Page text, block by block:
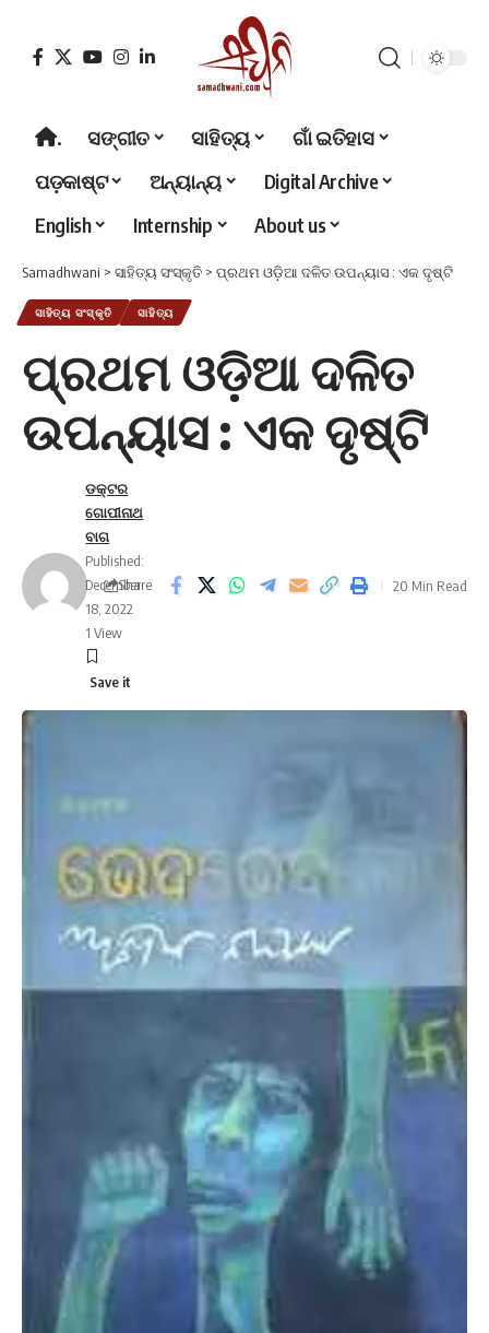
. ସଙ୍ଗୀତ ସାହିତ୍ୟ
ଗାଁ ଇତିହାସ
ପଡ଼କାଷ୍ଟ
ଅନ୍ୟାନ୍ୟ
Digital Archive
English
Internship About us
Samadhwani > ସାହିତ୍ୟ ସଂସ୍କୃତି > ପ୍ରଥମ ଓଡ଼ିଆ ଦଳିତ ଉପନ୍ୟାସ : ଏକ ଦୃଷ୍ଟି
ସାହିତ୍ୟ ସଂସ୍କୃତି ସାହିତ୍ୟ
ପ୍ରଥମ ଓଡ଼ିଆ ଦଳିତ
ଉପନ୍ୟାସ : ଏକ ଦୃଷ୍ଟି
ଡକ୍ଟର
ଗୋପୀନାଥ
ବାଗ
Published:
December
18, 2022
1 View
Share 20 Min Read